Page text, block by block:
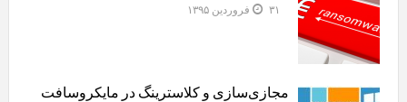
۳۱ فروردین ۱۳۹۵
مجازی‌سازی و کلاسترینگ‌ در مایکروسافت